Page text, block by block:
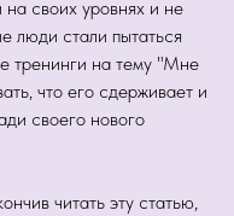
своих уровнях и не
люди стали пытаться
тренинги на тему "Мне
что его сдерживает и
своего нового
читать эту статью,